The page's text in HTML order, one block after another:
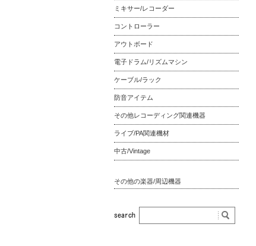
ミキサー/レコーダー
コントローラー
アウトボード
電子ドラム/リズムマシン
ケーブル/ラック
防音アイテム
その他レコーディング関連機器
ライブ/PA関連機材
中古/Vintage
その他の楽器/周辺機器